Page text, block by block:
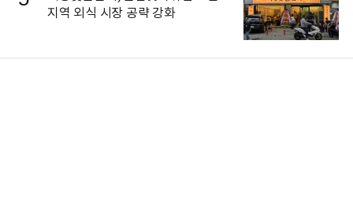
지역 외식 시장 공략 강화